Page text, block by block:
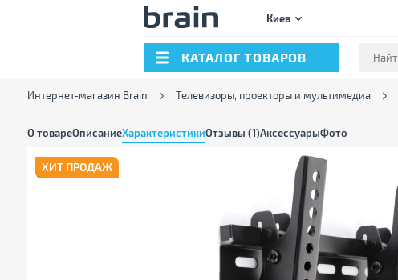
Киев
КАТАЛОГ ТОВАРОВ
Интернет-магазин Brain Телевизоры, проекторы и мультимедиа
О товареОписаниеХарактеристикиОтзывы (1)АксессуарыФото
ХИТ ПРОДАЖ